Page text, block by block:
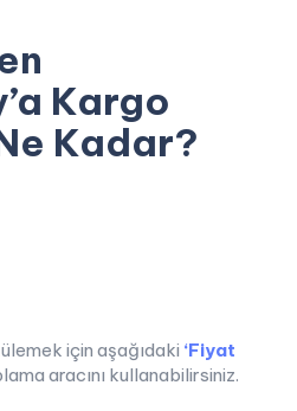
Kargo
Kadar?
için aşağıdaki ‘Fiyat
aracını kullanabilirsiniz.